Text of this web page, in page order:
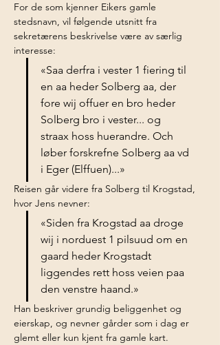
For de som kjenner Eikers gamle
stedsnavn, vil følgende utsnitt fra
sekretærens beskrivelse være av særlig
interesse:
«Saa derfra i vester 1 fiering til
en aa heder Solberg aa, der
fore wij offuer en bro heder
Solberg bro i vester... og
straax hoss huerandre. Och
løber forskrefne Solberg aa vd
i Eger (Elffuen)...»
Reisen går videre fra Solberg til Krogstad,
hvor Jens nevner:
«Siden fra Krogstad aa droge
wij i norduest 1 pilsuud om en
gaard heder Krogstadt
liggendes rett hoss veien paa
den venstre haand.»
Han beskriver grundig beliggenhet og
eierskap, og nevner gårder som i dag er
glemt eller kun kjent fra gamle kart.